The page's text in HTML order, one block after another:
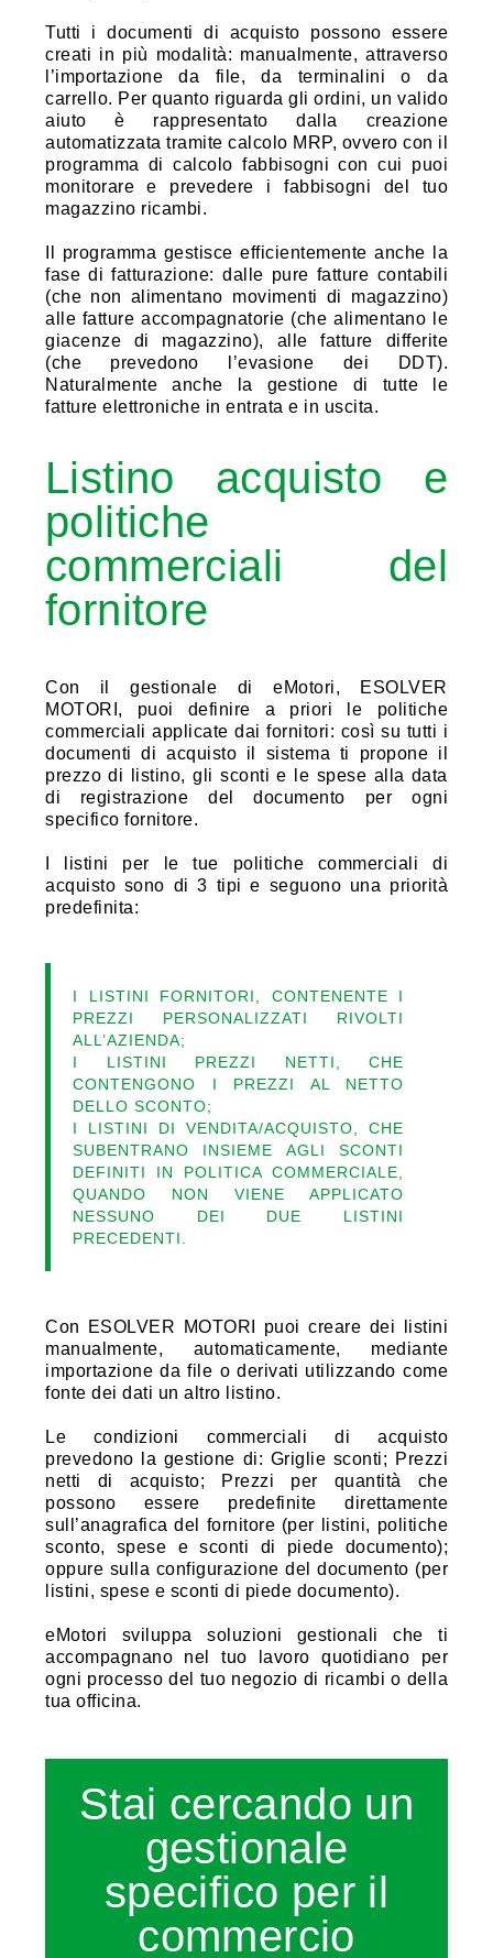
Tutti i documenti di acquisto possono essere
creati in più modalità: manualmente, attraverso
l’importazione da file, da terminalini o da
carrello. Per quanto riguarda gli ordini, un valido
aiuto è rappresentato dalla creazione
automatizzata tramite calcolo MRP, ovvero con il
programma di calcolo fabbisogni con cui puoi
monitorare e prevedere i fabbisogni del tuo
magazzino ricambi.
Il programma gestisce efficientemente anche la
fase di fatturazione: dalle pure fatture contabili
(che non alimentano movimenti di magazzino)
alle fatture accompagnatorie (che alimentano le
giacenze di magazzino), alle fatture differite
(che prevedono l’evasione dei DDT).
Naturalmente anche la gestione di tutte le
fatture elettroniche in entrata e in uscita.
Listino acquisto e
politiche
commerciali del
fornitore
Con il gestionale di eMotori, ESOLVER
MOTORI, puoi definire a priori le politiche
commerciali applicate dai fornitori: così su tutti i
documenti di acquisto il sistema ti propone il
prezzo di listino, gli sconti e le spese alla data
di registrazione del documento per ogni
specifico fornitore.
I listini per le tue politiche commerciali di
acquisto sono di 3 tipi e seguono una priorità
predefinita:
I LISTINI FORNITORI, CONTENENTE I
PREZZI PERSONALIZZATI RIVOLTI
ALL’AZIENDA;
I LISTINI PREZZI NETTI, CHE
CONTENGONO I PREZZI AL NETTO
DELLO SCONTO;
I LISTINI DI VENDITA/ACQUISTO, CHE
SUBENTRANO INSIEME AGLI SCONTI
DEFINITI IN POLITICA COMMERCIALE,
QUANDO NON VIENE APPLICATO
NESSUNO DEI DUE LISTINI
PRECEDENTI.
Con ESOLVER MOTORI puoi creare dei listini
manualmente, automaticamente, mediante
importazione da file o derivati utilizzando come
fonte dei dati un altro listino.
Le condizioni commerciali di acquisto
prevedono la gestione di: Griglie sconti; Prezzi
netti di acquisto; Prezzi per quantità che
possono essere predefinite direttamente
sull’anagrafica del fornitore (per listini, politiche
sconto, spese e sconti di piede documento);
oppure sulla configurazione del documento (per
listini, spese e sconti di piede documento).
eMotori sviluppa soluzioni gestionali che ti
accompagnano nel tuo lavoro quotidiano per
ogni processo del tuo negozio di ricambi o della
tua officina.
Stai cercando un
gestionale
specifico per il
commercio